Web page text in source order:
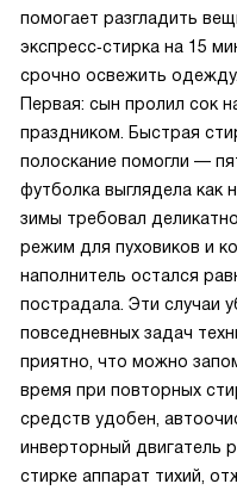
помогает разгладить
экспресс‑стирка на 15
срочно освежить
Первая: сын пролил сок
праздником. Быстрая
полоскание помогли —
футболка выглядела как
зимы требовал
режим для пуховиков и
наполнитель остался
пострадала. Эти случаи
повседневных задач
приятно, что можно
время при повторных
средств удобен,
инверторный двигатель
стирке аппарат тихий,